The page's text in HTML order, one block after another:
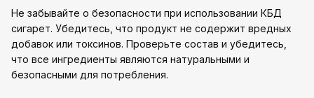
Не забывайте о безопасности при использовании КБД
сигарет. Убедитесь, что продукт не содержит вредных
добавок или токсинов. Проверьте состав и убедитесь,
что все ингредиенты являются натуральными и
безопасными для потребления.